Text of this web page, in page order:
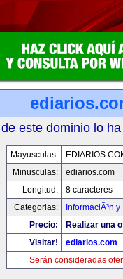
este dominio lo
Mayusculas:
Minusculas:
ediarios.com
Longitud:
8 caracteres
Categorias:
InformaciÃ³n
Precio:
Realizar una
Visitar!
ediarios.com
Serán consideradas